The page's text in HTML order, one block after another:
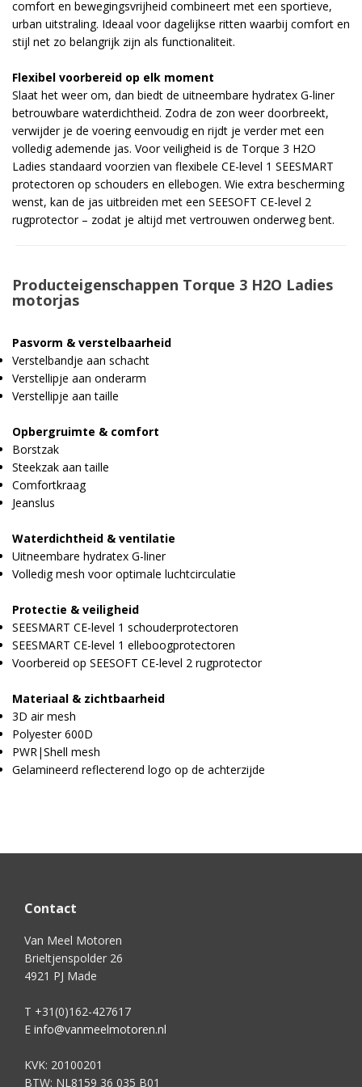
comfort en bewegingsvrijheid combineert met een sportieve,
urban uitstraling. Ideaal voor dagelijkse ritten waarbij comfort en
stijl net zo belangrijk zijn als functionaliteit.
Flexibel voorbereid op elk moment
Slaat het weer om, dan biedt de uitneembare hydratex G-liner
betrouwbare waterdichtheid. Zodra de zon weer doorbreekt,
verwijder je de voering eenvoudig en rijdt je verder met een
volledig ademende jas. Voor veiligheid is de Torque 3 H2O
Ladies standaard voorzien van flexibele CE-level 1 SEESMART
protectoren op schouders en ellebogen. Wie extra bescherming
wenst, kan de jas uitbreiden met een SEESOFT CE-level 2
rugprotector – zodat je altijd met vertrouwen onderweg bent.
Producteigenschappen Torque 3 H2O Ladies
motorjas
Pasvorm & verstelbaarheid
Verstelbandje aan schacht
Verstellipje aan onderarm
Verstellipje aan taille
Opbergruimte & comfort
Borstzak
Steekzak aan taille
Comfortkraag
Jeanslus
Waterdichtheid & ventilatie
Uitneembare hydratex G-liner
Volledig mesh voor optimale luchtcirculatie
Protectie & veiligheid
SEESMART CE-level 1 schouderprotectoren
SEESMART CE-level 1 elleboogprotectoren
Voorbereid op SEESOFT CE-level 2 rugprotector
Materiaal & zichtbaarheid
3D air mesh
Polyester 600D
PWR|Shell mesh
Gelamineerd reflecterend logo op de achterzijde
Contact
Van Meel Motoren
Brieltjenspolder 26
4921 PJ Made
T +31(0)162-427617
E info@vanmeelmotoren.nl
KVK: 20100201
BTW: NL8159 36 035 B01